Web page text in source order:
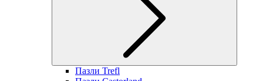
Пазли Trefl